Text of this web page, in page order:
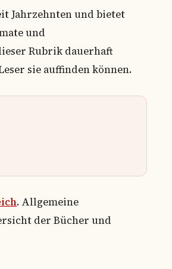
Jahrzehnten und bietet
und
Rubrik dauerhaft
sie auffinden können.
. Allgemeine
der Bücher und